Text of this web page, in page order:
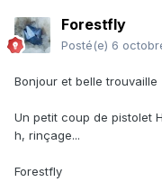
Forestfly
Posté(e) 6
Bonjour et belle trouvaille
Un petit coup de pistolet
h, rinçage...
Forestfly